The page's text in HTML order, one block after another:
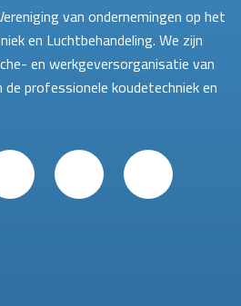
van ondernemingen op het
en Luchtbehandeling. We zijn
en werkgeversorganisatie van
professionele koudetechniek en